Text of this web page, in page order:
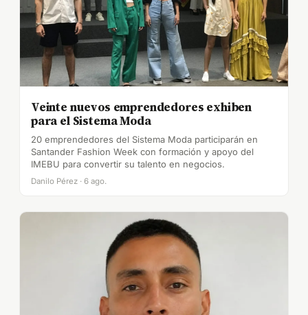
Veinte nuevos emprendedores exhiben
para el Sistema Moda
20 emprendedores del Sistema Moda participarán en
Santander Fashion Week con formación y apoyo del
IMEBU para convertir su talento en negocios.
Danilo Pérez · 6 ago.